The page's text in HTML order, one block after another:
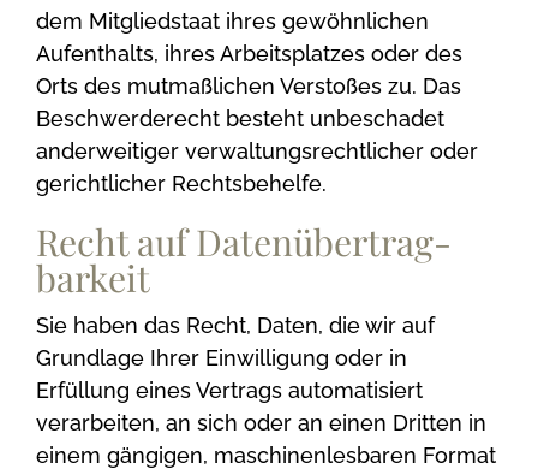
dem Mitgliedstaat ihres gewöhnlichen
Aufenthalts, ihres Arbeitsplatzes oder des
Orts des mutmaßlichen Verstoßes zu. Das
Beschwerderecht besteht unbeschadet
anderweitiger verwaltungsrechtlicher oder
gerichtlicher Rechtsbehelfe.
Recht auf Daten­übertrag­
barkeit
Sie haben das Recht, Daten, die wir auf
Grundlage Ihrer Einwilligung oder in
Erfüllung eines Vertrags automatisiert
verarbeiten, an sich oder an einen Dritten in
einem gängigen, maschinenlesbaren Format